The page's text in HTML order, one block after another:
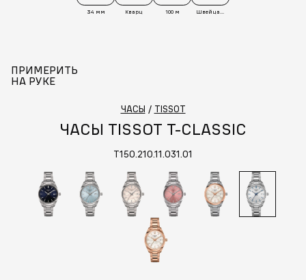
34 мм Кварц 100 м Швейцария
ПРИМЕРИТЬ
НА РУКЕ
ЧАСЫ / TISSOT
ЧАСЫ TISSOT T-CLASSIC
T150.210.11.031.01